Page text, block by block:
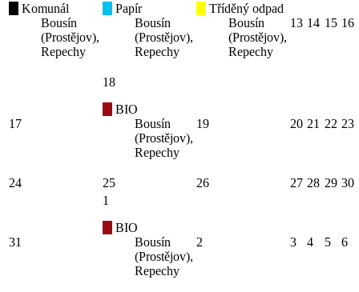
Komunál
Bousín
(Prostějov),
Repechy
Papír
Bousín
(Prostějov),
Repechy
Tříděný odpad
Bousín
(Prostějov),
Repechy
13 14 15 16
17
18
BIO
Bousín
(Prostějov),
Repechy
19 20 21 22 23
24 25 26 27 28 29 30
31
1
BIO
Bousín
(Prostějov),
Repechy
2 3 4 5 6